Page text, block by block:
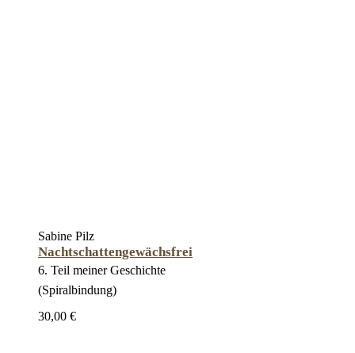
Sabine Pilz
Nachtschattengewächsfrei
6. Teil meiner Geschichte
(Spiralbindung)
30,00 €